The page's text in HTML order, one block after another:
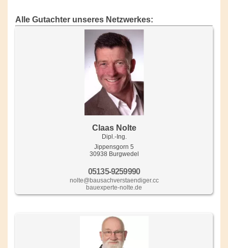
Alle Gutachter unseres Netzwerkes:
Claas Nolte
Dipl.-Ing.
Jippensgorn 5
30938 Burgwedel
05135-9259990
nolte@bausachverstaendiger.cc
bauexperte-nolte.de